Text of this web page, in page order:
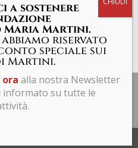
POLICY
Tutti i diritti
a sostenere
Martini.
abbiamo riservato
speciale sui
Martini.
alla nostra Newsletter
informato su tutte le